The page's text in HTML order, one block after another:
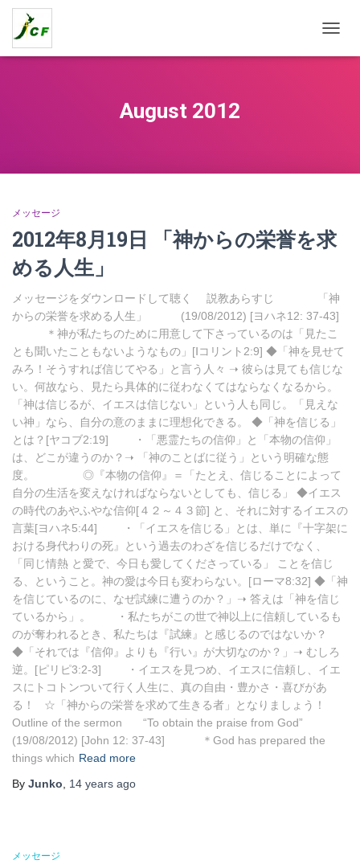
August 2012
メッセージ
2012年8月19日 「神からの栄誉を求
める人生」
メッセージをダウンロードして聴く 説教あらすじ 「神
からの栄誉を求める人生」 (19/08/2012) [ヨハネ12: 37-43]
＊神が私たちのために用意して下さっているのは「見たこ
とも聞いたこともないようなもの」[Ⅰコリント2:9] ◆「神を見せて
みろ！そうすれば信じてやる」と言う人々 ➝ 彼らは見ても信じな
い。何故なら、見たら具体的に従わなくてはならなくなるから。
「神は信じるが、イエスは信じない」という人も同じ。「見えな
い神」なら、自分の意のままに理想化できる。 ◆「神を信じる」
とは？[ヤコブ2:19] ・「悪霊たちの信仰」と「本物の信仰」
は、どこが違うのか？➝ 「神のことばに従う」という明確な態
度。 ◎『本物の信仰』＝「たとえ、信じることによって
自分の生活を変えなければならないとしても、信じる」 ◆イエス
の時代のあやふやな信仰[４２～４３節] と、それに対するイエスの
言葉[ヨハネ5:44] ・「イエスを信じる」とは、単に『十字架に
おける身代わりの死』という過去のわざを信じるだけでなく、
「同じ情熱 と愛で、今日も愛してくださっている」 ことを信じ
る、ということ。神の愛は今日も変わらない。[ローマ8:32] ◆「神
を信じているのに、なぜ試練に遭うのか？」➝ 答えは「神を信じ
ているから」。 ・私たちがこの世で神以上に信頼しているも
のが奪われるとき、私たちは『試練』と感じるのではないか？
◆「それでは『信仰』よりも『行い』が大切なのか？」➝ むしろ
逆。[ピリピ3:2-3] ・イエスを見つめ、イエスに信頼し、イエ
スにトコトンついて行く人生に、真の自由・豊かさ・喜びがあ
る！ ☆「神からの栄誉を求めて生きる者」となりましょう！
Outline of the sermon “To obtain the praise from God”
(19/08/2012) [John 12: 37-43] ＊God has prepared the
things which Read more
By Junko 14 years ago
メッセージ